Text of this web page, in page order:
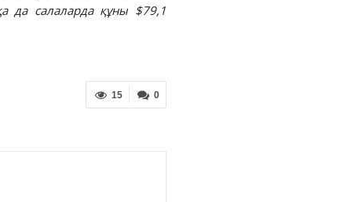
да салаларда құны $79,1
0
15